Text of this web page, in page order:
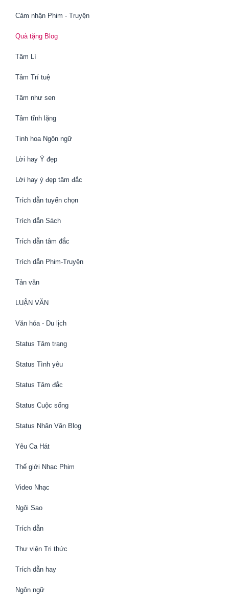
Cảm nhận Phim - Truyện
Quà tặng Blog
Tâm Lí
Tâm Trí tuệ
Tâm như sen
Tâm tĩnh lặng
Tinh hoa Ngôn ngữ
Lời hay Ý đẹp
Lời hay ý đẹp tâm đắc
Trích dẫn tuyển chọn
Trích dẫn Sách
Trích dẫn tâm đắc
Trích dẫn Phim-Truyện
Tản văn
LUẬN VĂN
Văn hóa - Du lịch
Status Tâm trạng
Status Tình yêu
Status Tâm đắc
Status Cuộc sống
Status Nhân Văn Blog
Yêu Ca Hát
Thế giới Nhạc Phim
Video Nhạc
Ngôi Sao
Trích dẫn
Thư viện Tri thức
Trích dẫn hay
Ngôn ngữ